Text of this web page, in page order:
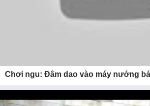
Chơi ngu: Đâm dao vào máy nướng